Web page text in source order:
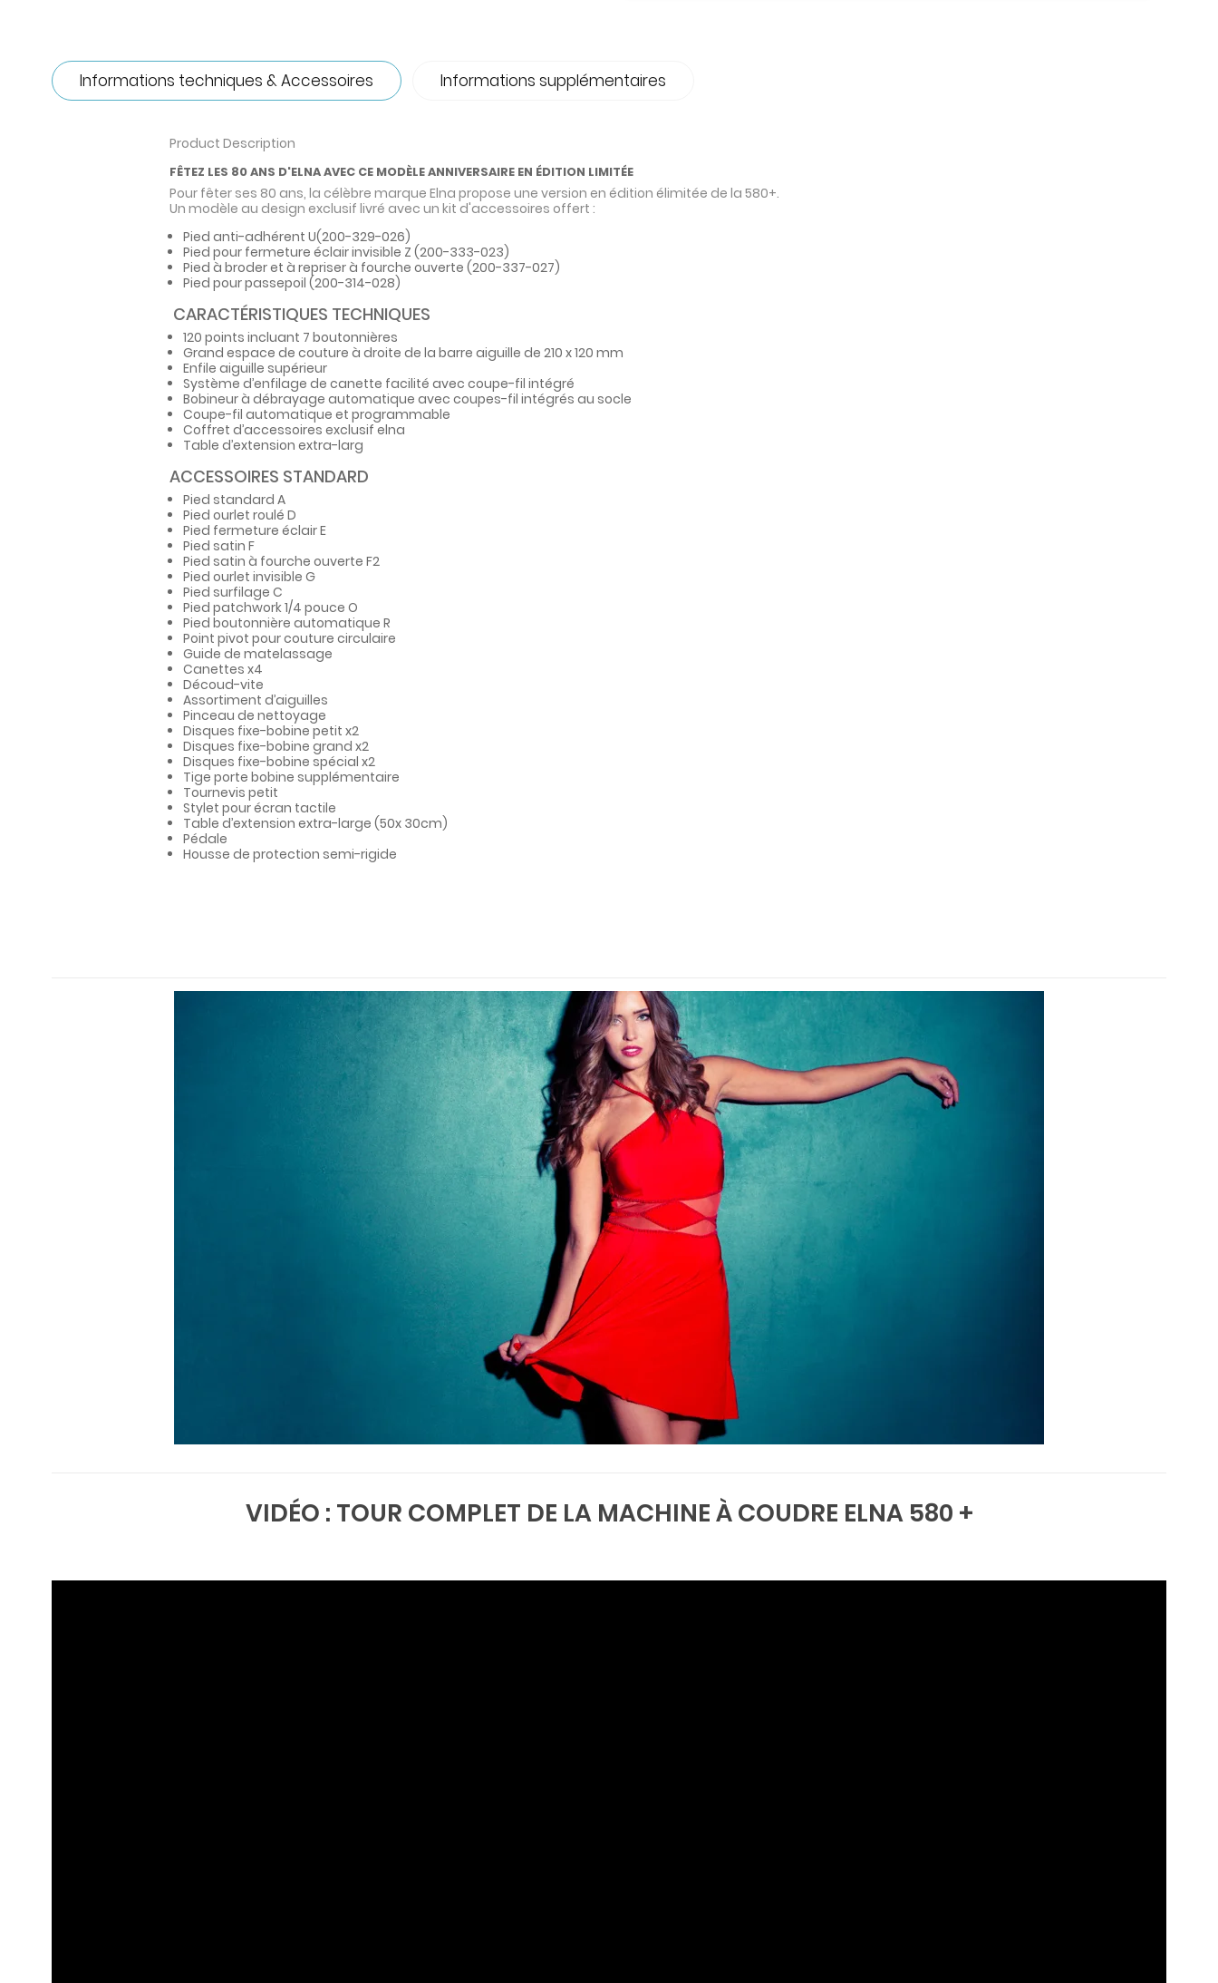
Informations techniques & Accessoires Informations supplémentaires
Product Description
FÊTEZ LES 80 ANS D'ELNA AVEC CE MODÈLE ANNIVERSAIRE EN ÉDITION LIMITÉE
Pour fêter ses 80 ans, la célèbre marque Elna propose une version en édition élimitée de la 580+.
Un modèle au design exclusif livré avec un kit d'accessoires offert :
Pied anti-adhérent U(200-329-026)
Pied pour fermeture éclair invisible Z (200-333-023)
Pied à broder et à repriser à fourche ouverte (200-337-027)
Pied pour passepoil (200-314-028)
CARACTÉRISTIQUES TECHNIQUES
120 points incluant 7 boutonnières
Grand espace de couture à droite de la barre aiguille de 210 x 120 mm
Enfile aiguille supérieur
Système d’enfilage de canette facilité avec coupe-fil intégré
Bobineur à débrayage automatique avec coupes-fil intégrés au socle
Coupe-fil automatique et programmable
Coffret d’accessoires exclusif elna
Table d’extension extra-larg
ACCESSOIRES STANDARD
Pied standard A
Pied ourlet roulé D
Pied fermeture éclair E
Pied satin F
Pied satin à fourche ouverte F2
Pied ourlet invisible G
Pied surfilage C
Pied patchwork 1/4 pouce O
Pied boutonnière automatique R
Point pivot pour couture circulaire
Guide de matelassage
Canettes x4
Découd-vite
Assortiment d’aiguilles
Pinceau de nettoyage
Disques fixe-bobine petit x2
Disques fixe-bobine grand x2
Disques fixe-bobine spécial x2
Tige porte bobine supplémentaire
Tournevis petit
Stylet pour écran tactile
Table d’extension extra-large (50x 30cm)
Pédale
Housse de protection semi-rigide
VIDÉO : TOUR COMPLET DE LA MACHINE À COUDRE ELNA 580 +